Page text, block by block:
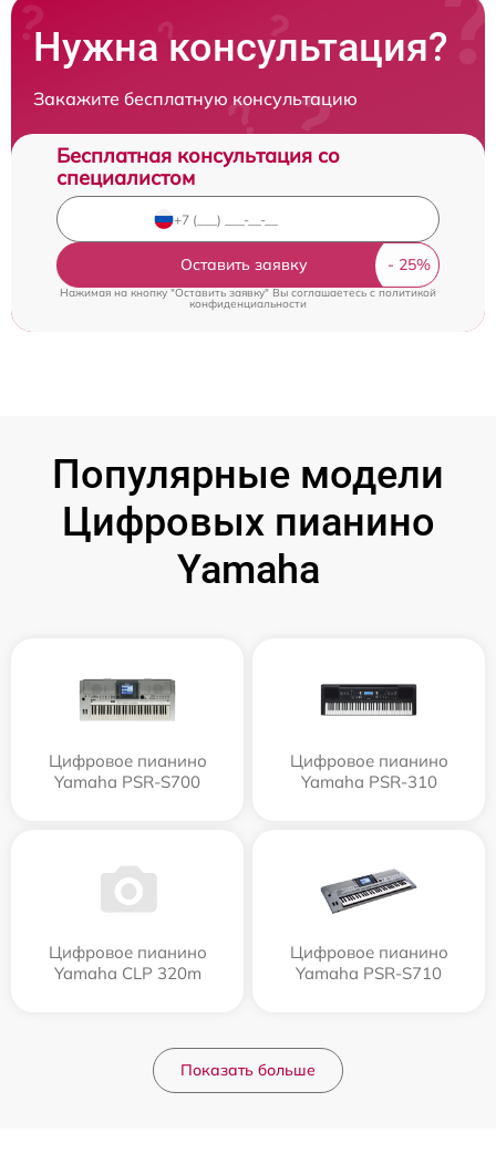
Нужна консультация?
Закажите бесплатную консультацию
Бесплатная консультация со
специалистом
Оставить заявку
Нажимая на кнопку "Оставить заявку" Вы соглашаетесь cполитикой
конфиденциальности
Популярные модели
Цифровых пианино
Yamaha
Цифровое пианино
Yamaha PSR-S700
Цифровое пианино
Yamaha PSR-310
Цифровое пианино
Yamaha CLP 320m
Цифровое пианино
Yamaha PSR-S710
Показать больше